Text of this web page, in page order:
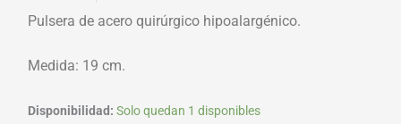
Pulsera de acero quirúrgico hipoalargénico.
Medida: 19 cm.
Disponibilidad: Solo quedan 1 disponibles
Pulsera